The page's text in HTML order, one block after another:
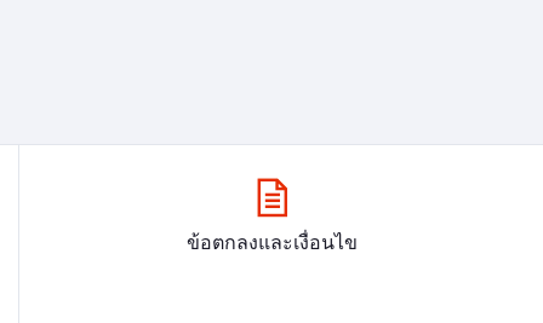
ข้อตกลงและเงื่อนไข